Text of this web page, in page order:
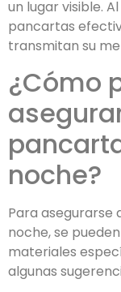
un lugar visible.
pancartas
transmitan su
¿Cómo
noche?
Para asegurarse
noche, se
materiales
algunas